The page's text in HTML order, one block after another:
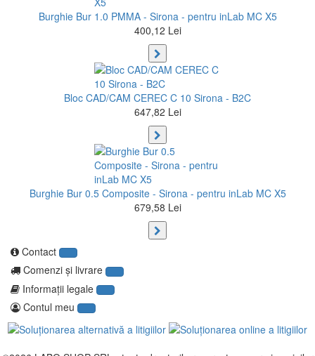
Burghie Bur 1.0 PMMA - Sirona - pentru inLab MC X5
400,12 Lei
Bloc CAD/CAM CEREC C 10 Sirona - B2C
647,82 Lei
Burghie Bur 0.5 Composite - Sirona - pentru inLab MC X5
679,58 Lei
Contact
Comenzi şi livrare
Informaţii legale
Contul meu